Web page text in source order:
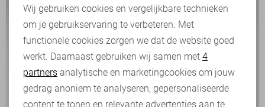
Personalisatie cookies
Analytische cookies
Marketing cookies
Wij gebruiken cookies en vergelijkbare technieken
om je gebruikservaring te verbeteren. Met
functionele cookies zorgen we dat de website goed
werkt. Daarnaast gebruiken wij samen met 4
partners analytische en marketingcookies om jouw
gedrag anoniem te analyseren, gepersonaliseerde
content te tonen en relevante advertenties aan te